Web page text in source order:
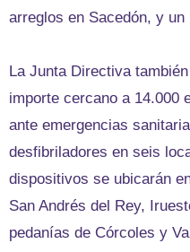
arreglos en Sacedón, y
La Junta Directiva
importe cercano a 14.000
ante emergencias
desfibriladores en seis
dispositivos se ubicarán
San Andrés del Rey,
pedanías de Córcoles y